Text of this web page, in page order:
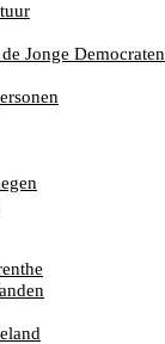
Jonge Democraten